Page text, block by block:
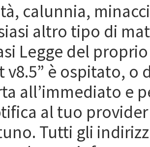
calunnia,
altro tipo di
Legge del
v8.5” è ospitato, o
all’immediato e
al tuo
Tutti gli